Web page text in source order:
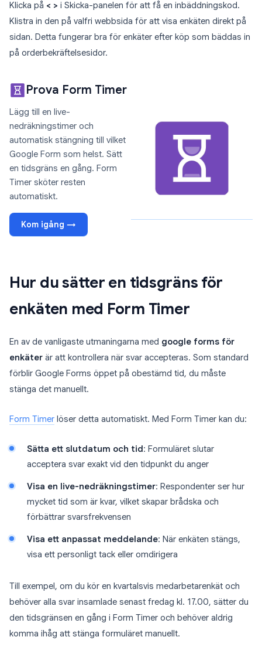
Klicka på < > i Skicka-panelen för att få en inbäddningskod.
Klistra in den på valfri webbsida för att visa enkäten direkt på
sidan. Detta fungerar bra för enkäter efter köp som bäddas in
på orderbekräftelsesidor.
Prova Form Timer
Lägg till en live-
nedräkningstimer och
automatisk stängning till vilket
Google Form som helst. Sätt
en tidsgräns en gång. Form
Timer sköter resten
automatiskt.
Kom igång →
Hur du sätter en tidsgräns för
enkäten med Form Timer
En av de vanligaste utmaningarna med google forms för
enkäter är att kontrollera när svar accepteras. Som standard
förblir Google Forms öppet på obestämd tid, du måste
stänga det manuellt.
Form Timer löser detta automatiskt. Med Form Timer kan du:
Sätta ett slutdatum och tid: Formuläret slutar
acceptera svar exakt vid den tidpunkt du anger
Visa en live-nedräkningstimer: Respondenter ser hur
mycket tid som är kvar, vilket skapar brådska och
förbättrar svarsfrekvensen
Visa ett anpassat meddelande: När enkäten stängs,
visa ett personligt tack eller omdirigera
Till exempel, om du kör en kvartalsvis medarbetarenkät och
behöver alla svar insamlade senast fredag kl. 17.00, sätter du
den tidsgränsen en gång i Form Timer och behöver aldrig
komma ihåg att stänga formuläret manuellt.